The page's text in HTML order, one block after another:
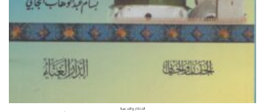
الأذكار والأدعية